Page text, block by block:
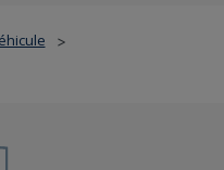
>